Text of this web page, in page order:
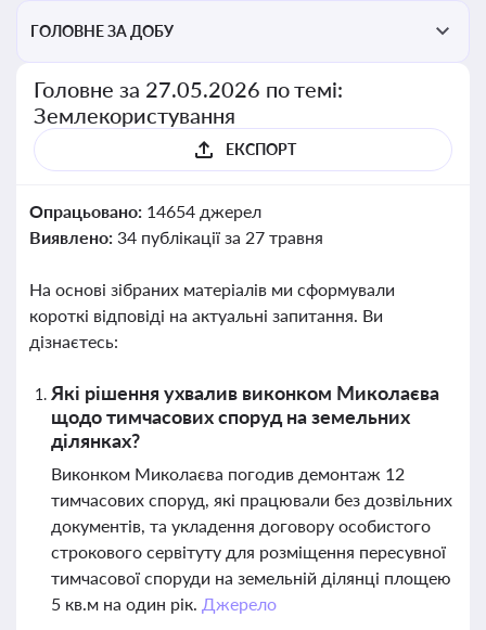
ГОЛОВНЕ ЗА ДОБУ
Головне за 27.05.2026 по темі:
Землекористування
ЕКСПОРТ
Опрацьовано: 14654 джерел
Виявлено: 34 публікації за 27 травня
На основі зібраних матеріалів ми сформували
короткі відповіді на актуальні запитання. Ви
дізнаєтесь:
Які рішення ухвалив виконком Миколаєва
щодо тимчасових споруд на земельних
ділянках?
Виконком Миколаєва погодив демонтаж 12
тимчасових споруд, які працювали без дозвільних
документів, та укладення договору особистого
строкового сервітуту для розміщення пересувної
тимчасової споруди на земельній ділянці площею
5 кв.м на один рік. Джерело